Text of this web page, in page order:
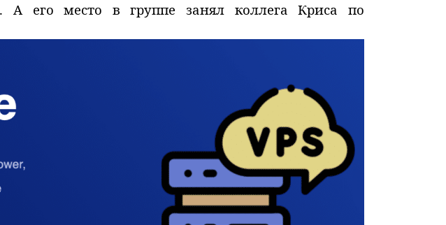
А его место в группе занял коллега Криса по